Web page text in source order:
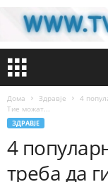
Дома Здравје
4
Тие можат...
ЗДРАВЈЕ
4
треба да